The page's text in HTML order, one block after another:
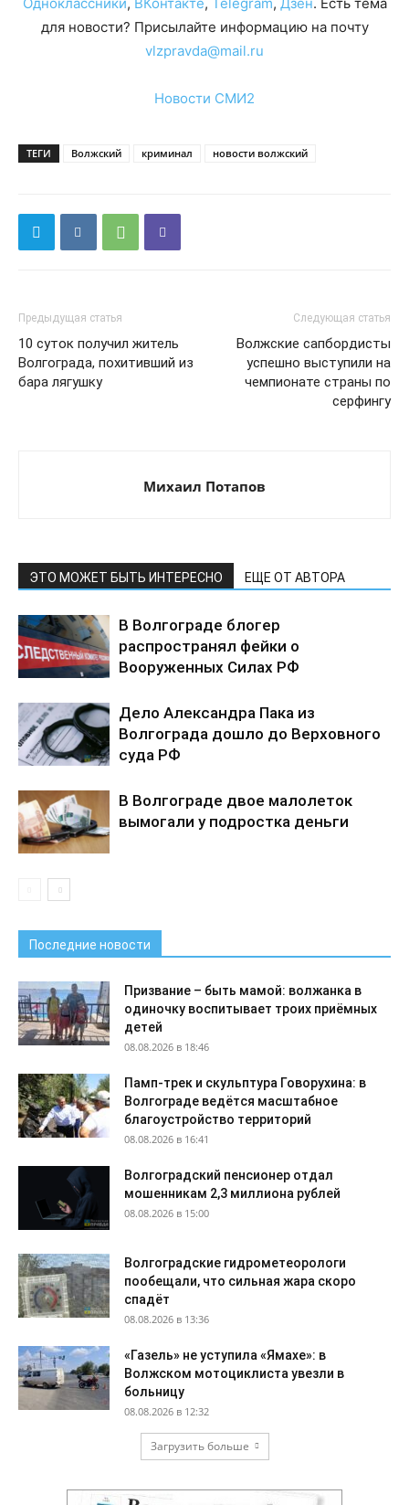
для новости? Присылайте информацию на почту
vlzpravda@mail.ru
Новости СМИ2
ТЕГИ Волжский криминал новости волжский
Предыдущая статья
10 суток получил житель
Волгограда, похитивший из
бара лягушку
Следующая статья
Волжские сапбордисты
успешно выступили на
чемпионате страны по
серфингу
Михаил Потапов
ЭТО МОЖЕТ БЫТЬ ИНТЕРЕСНО ЕЩЕ ОТ АВТОРА
В Волгограде блогер
распространял фейки о
Вооруженных Силах РФ
Дело Александра Пака из
Волгограда дошло до Верховного
суда РФ
В Волгограде двое малолеток
вымогали у подростка деньги
Последние новости
Призвание – быть мамой: волжанка в
одиночку воспитывает троих приёмных
детей
08.08.2026 в 18:46
Памп-трек и скульптура Говорухина: в
Волгограде ведётся масштабное
благоустройство территорий
08.08.2026 в 16:41
Волгоградский пенсионер отдал
мошенникам 2,3 миллиона рублей
08.08.2026 в 15:00
Волгоградские гидрометеорологи
пообещали, что сильная жара скоро
спадёт
08.08.2026 в 13:36
«Газель» не уступила «Ямахе»: в
Волжском мотоциклиста увезли в
больницу
08.08.2026 в 12:32
Загрузить больше